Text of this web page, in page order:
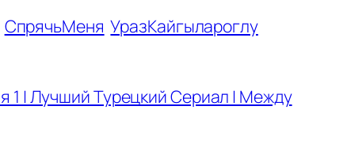
СпрячьМеня УразКайгылароглу
1 | Лучший Турецкий Сериал | Между